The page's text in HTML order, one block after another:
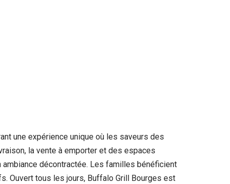
une expérience unique où les saveurs des
la vente à emporter et des espaces
décontractée. Les familles bénéficient
Ouvert tous les jours, Buffalo Grill Bourges est